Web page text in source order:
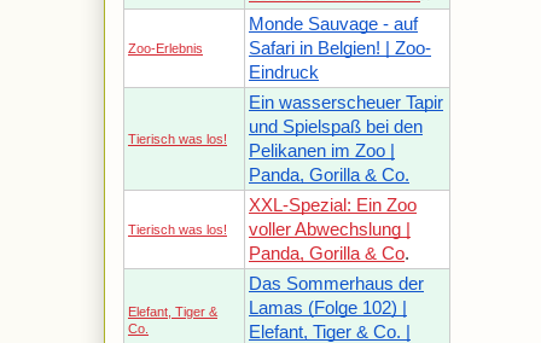
Zoo-Erlebnis
Monde Sauvage - auf
Safari in Belgien! | Zoo-
Eindruck
Tierisch was los!
Ein wasserscheuer Tapir
und Spielspaß bei den
Pelikanen im Zoo |
Panda, Gorilla & Co.
Tierisch was los!
XXL-Spezial: Ein Zoo
voller Abwechslung |
Panda, Gorilla & Co.
Elefant, Tiger &
Co.
Das Sommerhaus der
Lamas (Folge 102) |
Elefant, Tiger & Co. |